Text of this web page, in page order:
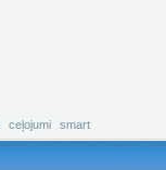
ceļojumi smart